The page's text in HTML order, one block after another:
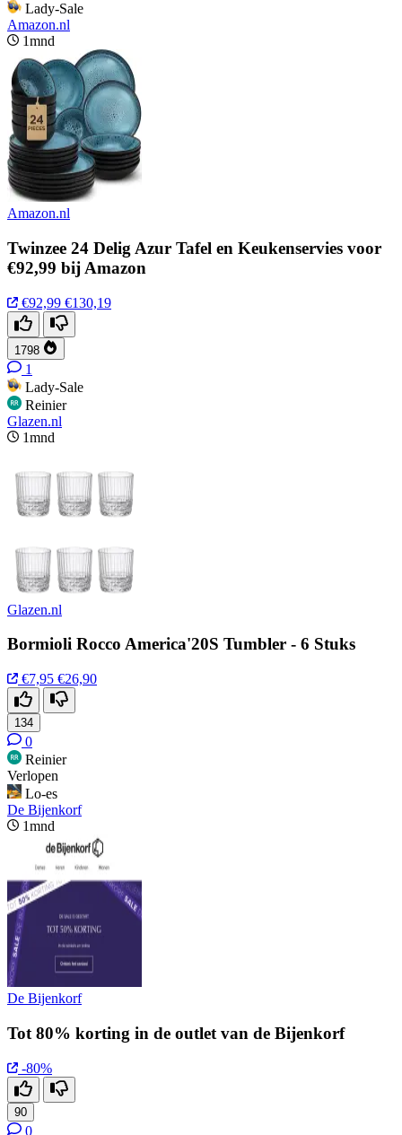
Lady-Sale
Amazon.nl
1mnd
Amazon.nl
Twinzee 24 Delig Azur Tafel en Keukenservies voor
€92,99 bij Amazon
€92,99 €130,19
1798
1
Lady-Sale
Reinier
Glazen.nl
1mnd
Glazen.nl
Bormioli Rocco America'20S Tumbler - 6 Stuks
€7,95 €26,90
134
0
Reinier
Verlopen
Lo-es
De Bijenkorf
1mnd
De Bijenkorf
Tot 80% korting in de outlet van de Bijenkorf
-80%
90
0